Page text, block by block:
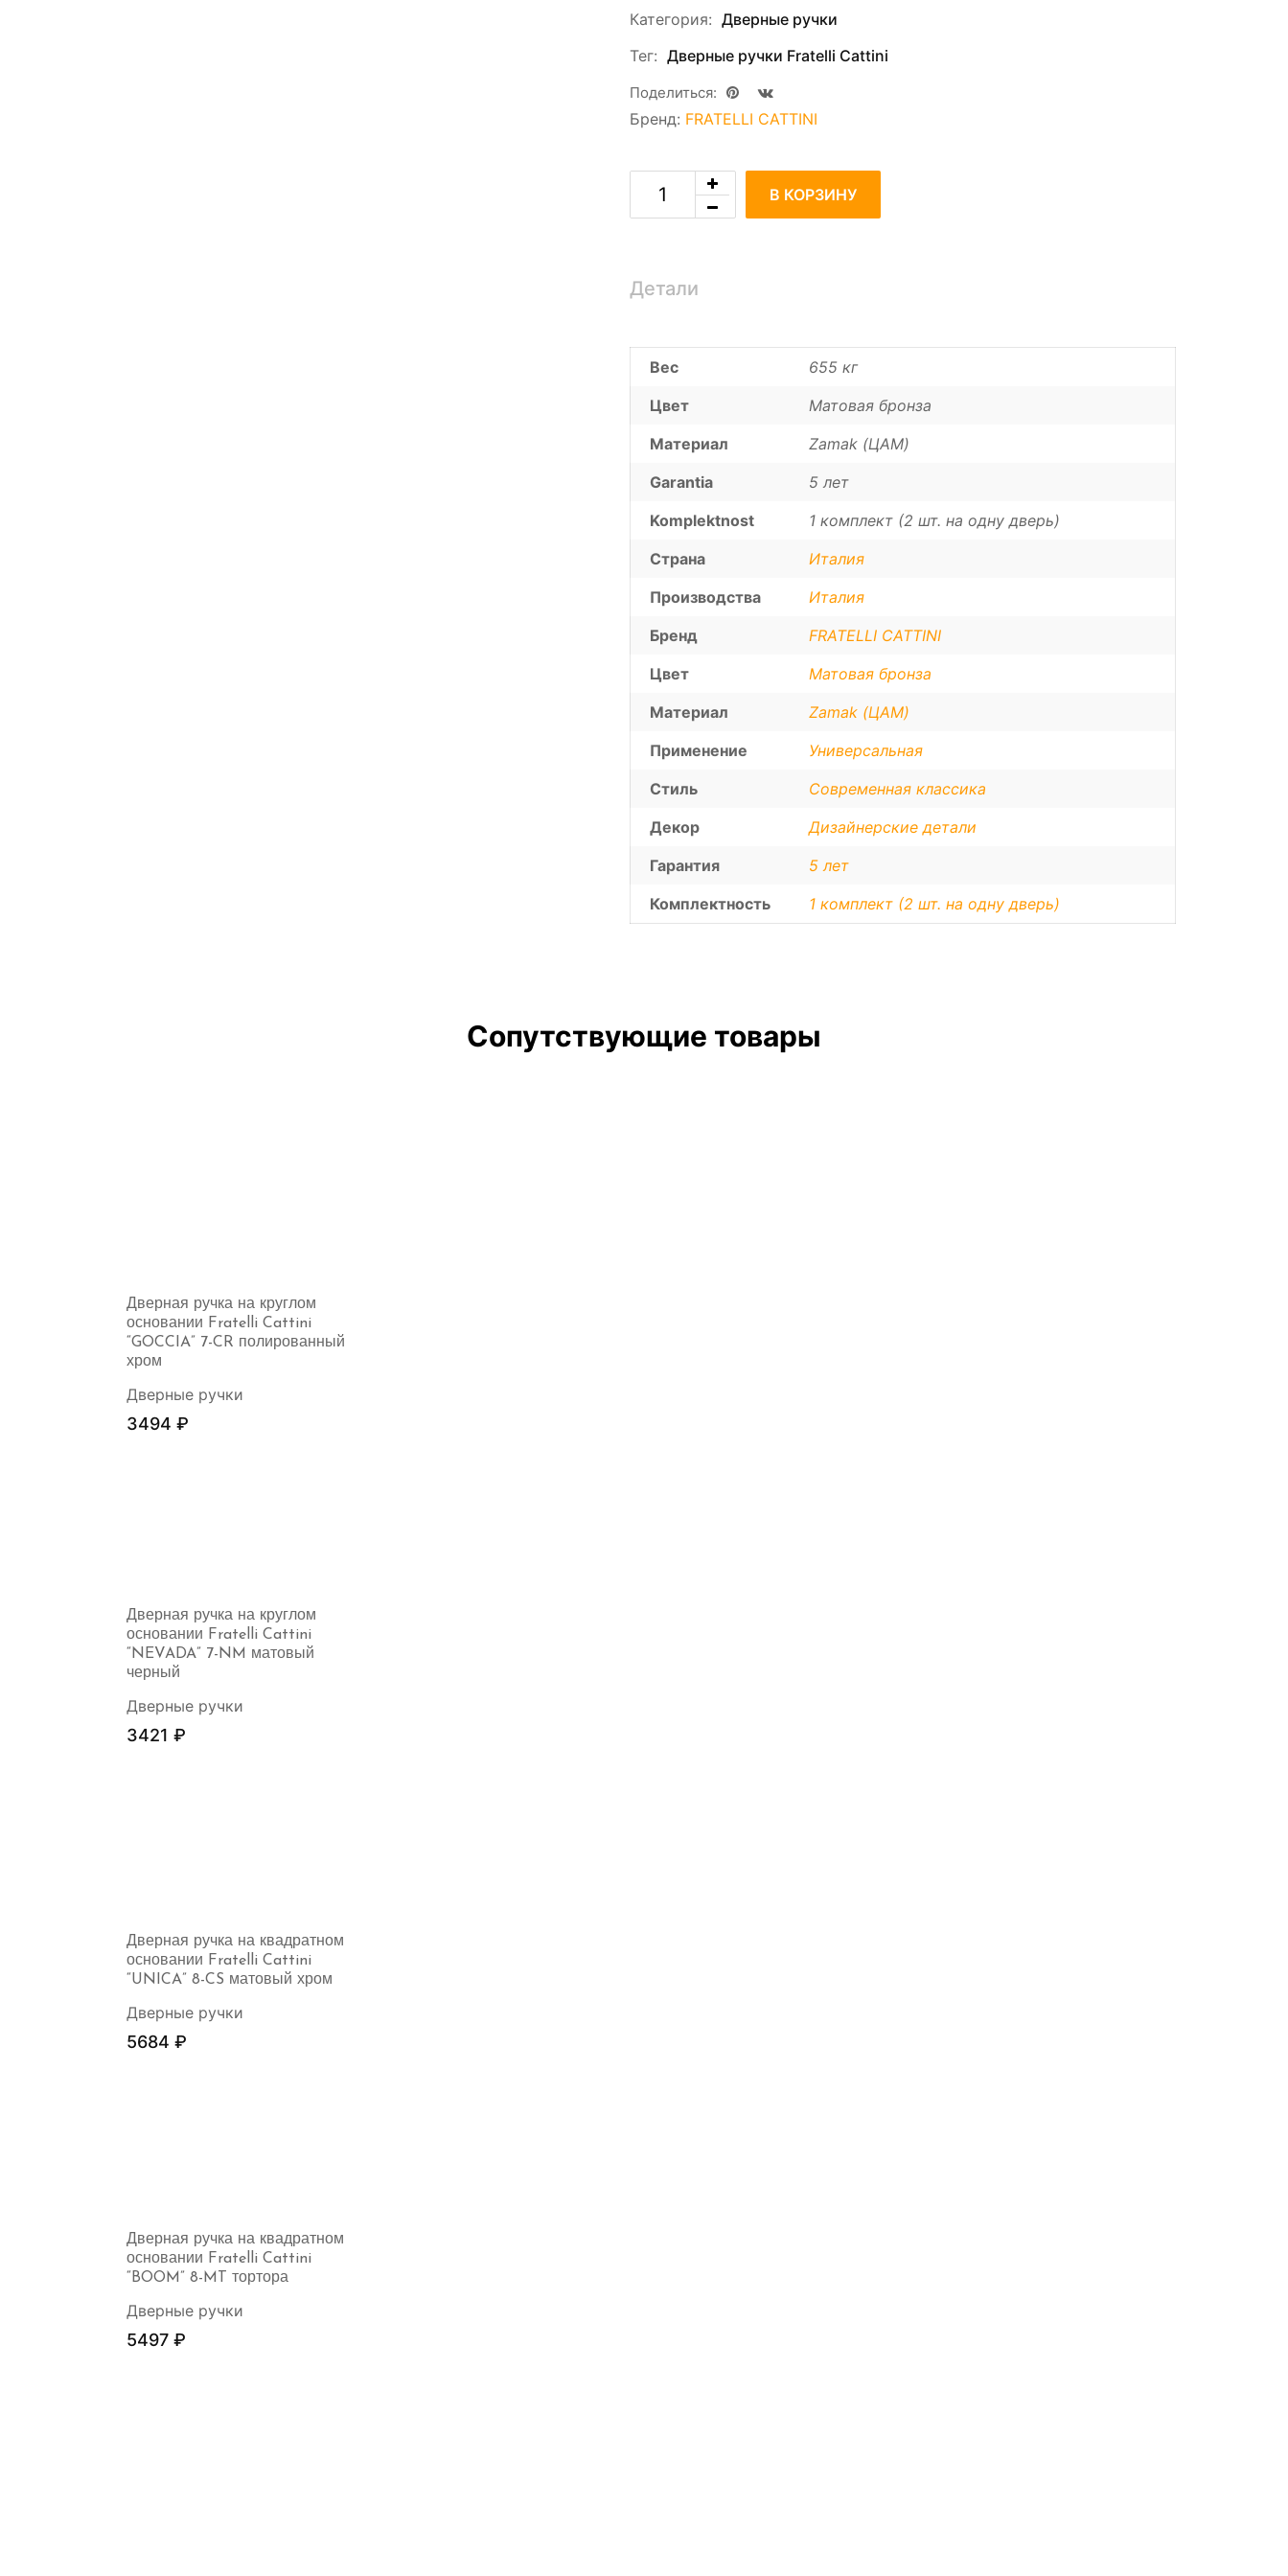
Категория: Дверные ручки
Тег: Дверные ручки Fratelli Cattini
Поделиться:
Бренд: FRATELLI CATTINI
В КОРЗИНУ
Детали
Вес
655 кг
Цвет
Матовая бронза
Материал
Zamak (ЦАМ)
Garantia
5 лет
Komplektnost
1 комплект (2 шт. на одну дверь)
Страна
Италия
Производства
Италия
Бренд
FRATELLI CATTINI
Цвет
Матовая бронза
Материал
Zamak (ЦАМ)
Применение
Универсальная
Стиль
Современная классика
Декор
Дизайнерские детали
Гарантия
5 лет
Комплектность
1 комплект (2 шт. на одну дверь)
Сопутствующие товары
Дверная ручка на круглом
основании Fratelli Cattini
“GOCCIA” 7-CR полированный
хром
Дверные ручки
3494 ₽
Дверная ручка на круглом
основании Fratelli Cattini
“NEVADA” 7-NM матовый
черный
Дверные ручки
3421 ₽
Дверная ручка на квадратном
основании Fratelli Cattini
“UNICA” 8-CS матовый хром
Дверные ручки
5684 ₽
Дверная ручка на квадратном
основании Fratelli Cattini
“BOOM” 8-MT тортора
Дверные ручки
5497 ₽